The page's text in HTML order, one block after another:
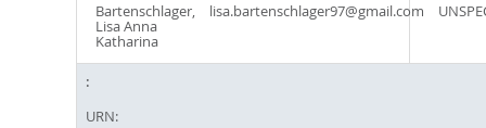
Bartenschlager,
Lisa Anna
Katharina
lisa.bartenschlager97@gmail.com
URN: